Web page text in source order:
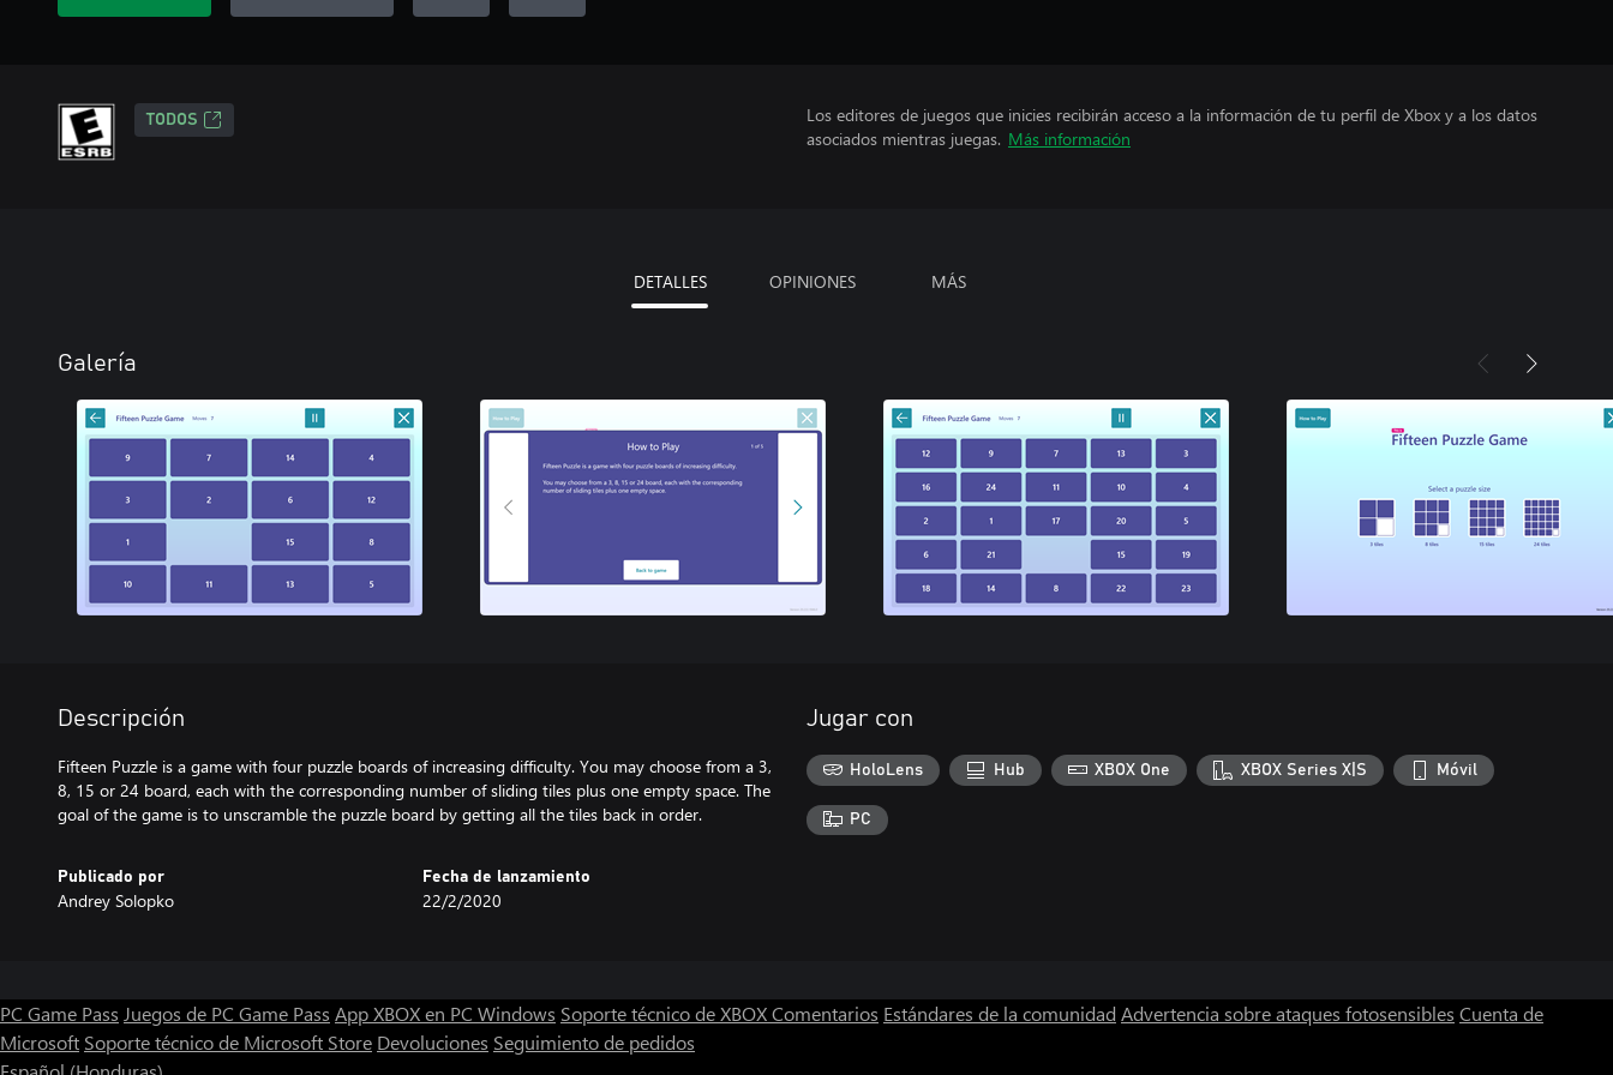
TODOS
Los editores de juegos que inicies recibirán acceso a la información de tu perfil de Xbox y a los datos
asociados mientras juegas. Más información
DETALLES OPINIONES MÁS
Galería
Descripción
Fifteen Puzzle is a game with four puzzle boards of increasing difficulty. You may choose from a 3,
8, 15 or 24 board, each with the corresponding number of sliding tiles plus one empty space. The
goal of the game is to unscramble the puzzle board by getting all the tiles back in order.
Publicado por
Andrey Solopko
Fecha de lanzamiento
22/2/2020
Jugar con
HoloLens Hub XBOX One XBOX Series X|S Móvil
PC
PC Game Pass Juegos de PC Game Pass App XBOX en PC Windows Soporte técnico de XBOXComentarios Estándares de la comunidad Advertencia sobre ataques fotosensibles Cuenta de
Microsoft Soporte técnico de Microsoft Store Devoluciones Seguimiento de pedidos